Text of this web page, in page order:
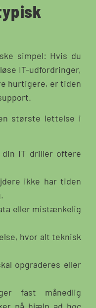
simpel: Hvis du
IT-udfordringer,
hurtigere, er tiden
største lettelse i
IT driller oftere
ikke har tiden
eller mistænkelig
hvor alt teknisk
opgraderes eller
fast månedlig
på hjælp ad hoc